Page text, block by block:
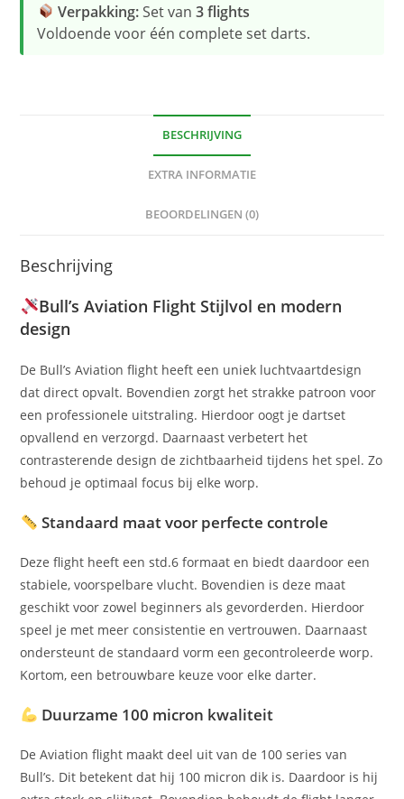
Verpakking:Set van 3 flights
Voldoende voor één complete set darts.
BESCHRIJVING
EXTRA INFORMATIE
BEOORDELINGEN (0)
Beschrijving
Bull’s Aviation Flight Stijlvol en modern
design
De Bull’s Aviation flight heeft een uniek luchtvaartdesign
dat direct opvalt. Bovendien zorgt het strakke patroon voor
een professionele uitstraling. Hierdoor oogt je dartset
opvallend en verzorgd. Daarnaast verbetert het
contrasterende design de zichtbaarheid tijdens het spel. Zo
behoud je optimaal focus bij elke worp.
Standaard maat voor perfecte controle
Deze flight heeft een std.6 formaat en biedt daardoor een
stabiele, voorspelbare vlucht. Bovendien is deze maat
geschikt voor zowel beginners als gevorderden. Hierdoor
speel je met meer consistentie en vertrouwen. Daarnaast
ondersteunt de standaard vorm een gecontroleerde worp.
Kortom, een betrouwbare keuze voor elke darter.
Duurzame 100 micron kwaliteit
De Aviation flight maakt deel uit van de 100 series van
Bull’s. Dit betekent dat hij 100 micron dik is. Daardoor is hij